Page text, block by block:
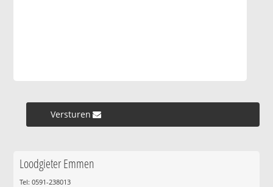
Versturen »
Loodgieter Emmen
Tel: 0591-238013